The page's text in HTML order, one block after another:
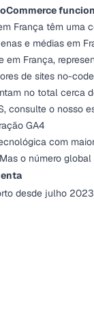
França têm
e médias em
em França,
de sites no-code
no total cerca
consulte o nosso
GA4
com
o número
desde julho